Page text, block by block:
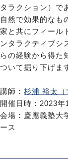
タラクション）で
自然で効果的なも
家と共にフィール
ンタラクティブシ
らの経験から得た
ついて掘り下げま
講師： 杉浦 裕太（
開催日時：2023
会場：慶應義塾大
ース